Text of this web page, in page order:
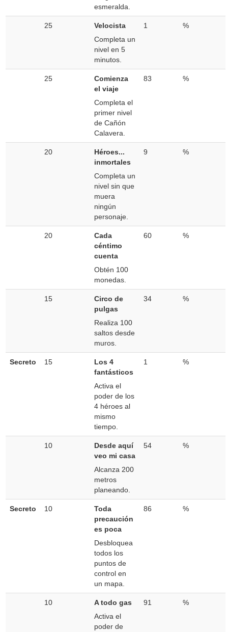
esmeralda.
25
Velocista
Completa un
nivel en 5
minutos.
1 %
25
Comienza
el viaje
Completa el
primer nivel
de Cañón
Calavera.
83 %
20
Héroes...
inmortales
Completa un
nivel sin que
muera
ningún
personaje.
9 %
20
Cada
céntimo
cuenta
Obtén 100
monedas.
60 %
15
Circo de
pulgas
Realiza 100
saltos desde
muros.
34 %
Secreto 15
Los 4
fantásticos
Activa el
poder de los
4 héroes al
mismo
tiempo.
1 %
10
Desde aquí
veo mi casa
Alcanza 200
metros
planeando.
54 %
Secreto 10
Toda
precaución
es poca
Desbloquea
todos los
puntos de
control en
un mapa.
86 %
10
A todo gas
Activa el
poder de
91 %